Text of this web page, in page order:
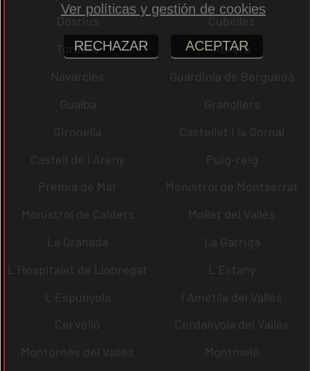
Dosrius
Cubelles
Tordera
Abrera
Navarcles
Guardiola de Berguedà
Gualba
Granollers
Gironella
Castellet i la Gornal
Castell de l´Areny
Puig-reig
Premià de Mar
Monistrol de Montserrat
Monistrol de Calders
Mollet del Vallès
La Granada
La Garriga
L´Hospitalet de Llobregat
L´Estany
L´Espunyola
l´Ametlla del Vallès
Cervelló
Cerdanyola del Vallès
Montornès del Vallès
Montmeló
Ver políticas y gestión de cookies
RECHAZAR ACEPTAR